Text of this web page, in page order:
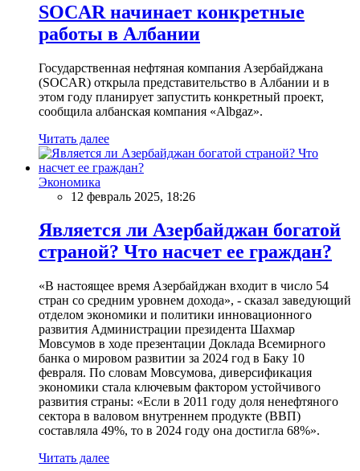
SOCAR начинает конкретные
работы в Албании
Государственная нефтяная компания Азербайджана
(SOCAR) открыла представительство в Албании и в
этом году планирует запустить конкретный проект,
сообщила албанская компания «Albgaz».
Читать далее
Экономика
12 февраль 2025, 18:26
Является ли Азербайджан богатой
страной? Что насчет ее граждан?
«В настоящее время Азербайджан входит в число 54
стран со средним уровнем дохода», - сказал заведующий
отделом экономики и политики инновационного
развития Администрации президента Шахмар
Мовсумов в ходе презентации Доклада Всемирного
банка о мировом развитии за 2024 год в Баку 10
февраля. По словам Мовсумова, диверсификация
экономики стала ключевым фактором устойчивого
развития страны: «Если в 2011 году доля ненефтяного
сектора в валовом внутреннем продукте (ВВП)
составляла 49%, то в 2024 году она достигла 68%».
Читать далее